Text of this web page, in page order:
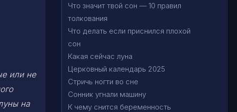
или не
на
Что значит твой сон — 10 правил
толкования
Что делать если приснился плохой
сон
Какая сейчас луна
Церковный календарь 2025
Стричь ногти во сне
Сонник угнали машину
К чему снится беременность